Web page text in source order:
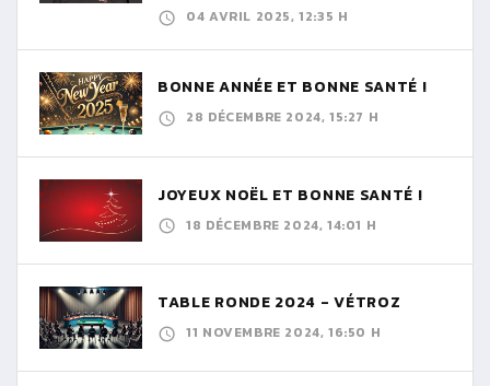
04 AVRIL 2025, 12:35 H
BONNE ANNÉE ET BONNE SANTÉ !
28 DÉCEMBRE 2024, 15:27 H
JOYEUX NOËL ET BONNE SANTÉ !
18 DÉCEMBRE 2024, 14:01 H
TABLE RONDE 2024 - VÉTROZ
11 NOVEMBRE 2024, 16:50 H